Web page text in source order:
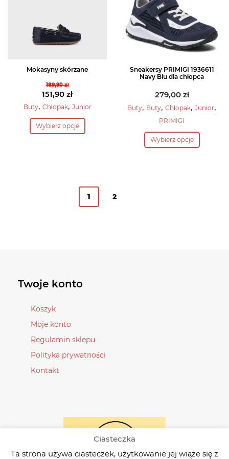
stronie
produktu
wybrać
na
stronie
produktu
Mokasyny skórzane
189,90zł
Pierwotna
cena
wynosiła:
189,90 zł.
151,90 zł
Aktualna
cena
wynosi:
Buty, Chłopak, Junior
Wybierz opcje
Ten
produkt
wybrać
Sneakersy PRIMIGI 1936611
Navy Blu dla chłopca
279,00 zł
Buty, Buty, Chłopak, Junior,
PRIMIGI
Wybierz opcje
Ten
produkt
1 2
Twoje konto
Koszyk
Moje konto
Regulamin sklepu
Polityka prywatności
Kontakt
Ciasteczka
Ta strona używa ciasteczek, użytkowanie jej wiąże się z